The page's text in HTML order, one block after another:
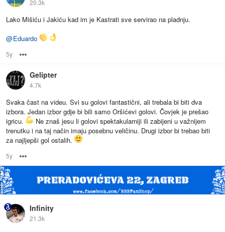
20.3k
Lako Mišiću i Jakiću kad im je Kastrati sve servirao na pladnju.
@Eduardo
5y
Gelipter
4.7k
Svaka čast na videu. Svi su golovi fantastični, ali trebala bi biti dva
izbora. Jedan izbor gdje bi bili samo Oršićevi golovi. Čovjek je prešao
igricu.
Ne znaš jesu li golovi spektakularniji ili zabijeni u važnijem
trenutku i na taj način imaju posebnu veličinu. Drugi izbor bi trebao biti
za najljepši gol ostalih.
5y
Infinity
21.3k